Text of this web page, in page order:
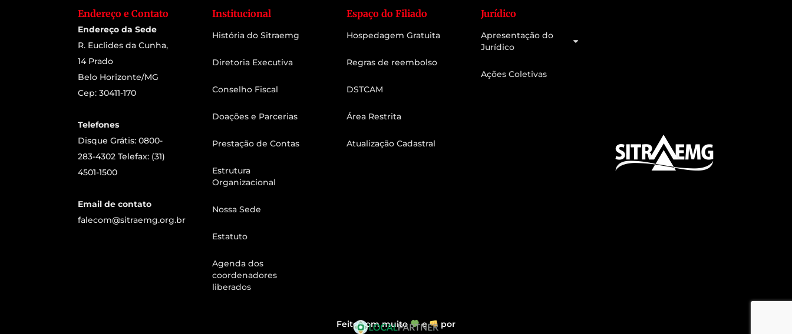
Endereço e Contato
Endereço da Sede
R. Euclides da Cunha,
14 Prado
Belo Horizonte/MG
Cep: 30411-170
Telefones
Disque Grátis: 0800-
283-4302 Telefax: (31)
4501-1500
Email de contato
falecom@sitraemg.org.br
Institucional
História do Sitraemg
Diretoria Executiva
Conselho Fiscal
Doações e Parcerias
Prestação de Contas
Estrutura
Organizacional
Nossa Sede
Estatuto
Agenda dos
coordenadores
liberados
Espaço do Filiado
Hospedagem Gratuita
Regras de reembolso
DSTCAM
Área Restrita
Atualização Cadastral
Jurídico
Apresentação do
Jurídico
Ações Coletivas
Feito com muito e por